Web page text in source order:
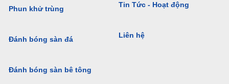
Phun khử trùng
Đánh bóng sàn đá
Đánh bóng sàn bê tông
Tin Tức - Hoạt động
Liên hệ